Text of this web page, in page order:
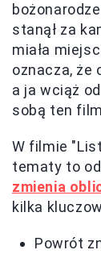
stanął za
miała
oznacza, że
a ja wciąż
sobą ten
W filmie
tematy to
zmienia
kilka
Powrót